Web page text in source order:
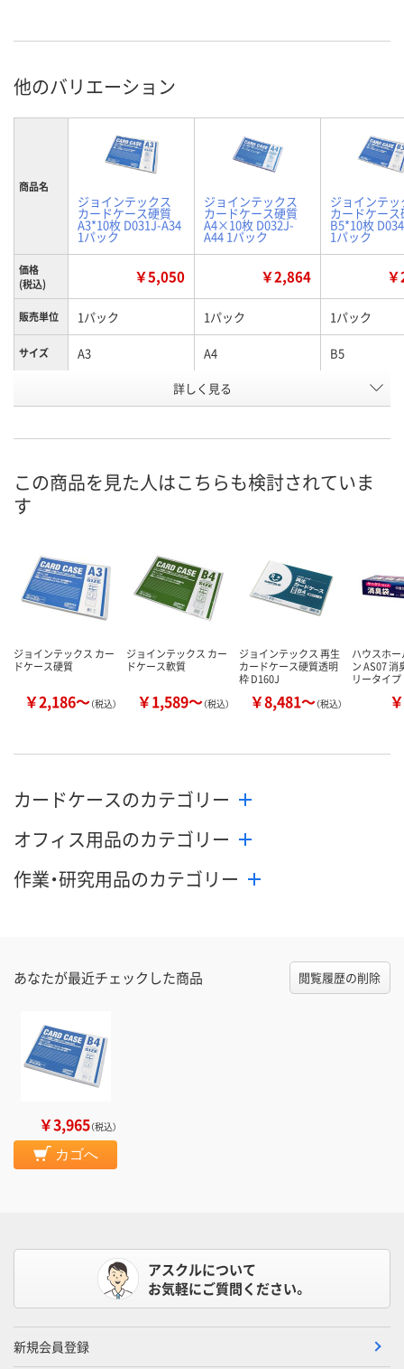
他のバリエーション
商品名
ジョインテックス
カードケース硬質
A3*10枚 D031J-A34
1パック
ジョインテックス
カードケース硬質
A4×10枚 D032J-
A44 1パック
ジョインテッ
カードケース
B5*10枚
1パック
価格
(税込)
￥5,050 ￥2,864
販売単位 1パック 1パック 1パック
サイズ A3 A4 B5
U338367 U338370
カゴへ
詳しく見る
この商品を見た人はこちらも検討されていま
す
ジョインテックス カー
ドケース硬質
￥2,186～（税込）
ジョインテックス カー
ドケース軟質
￥1,589～（税込）
ジョインテックス 再生
カードケース硬質透明
枠 D160J
￥8,481～（税込）
ハウスホ
ン AS07 消
リータイ
カードケースのカテゴリー
オフィス用品のカテゴリー
作業・研究用品のカテゴリー
あなたが最近チェックした商品 閲覧履歴の削除
￥3,965（税込）
カゴへ
アスクルについて
お気軽にご質問ください。
新規会員登録